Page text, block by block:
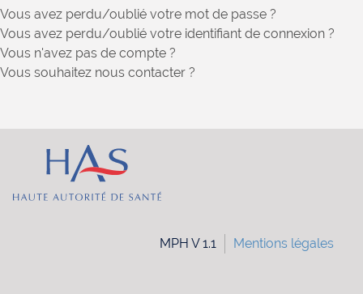
Vous avez perdu/oublié votre mot de passe ?
Vous avez perdu/oublié votre identifiant de connexion ?
Vous n'avez pas de compte ?
Vous souhaitez nous contacter ?
MPH V 1.1 Mentions légales